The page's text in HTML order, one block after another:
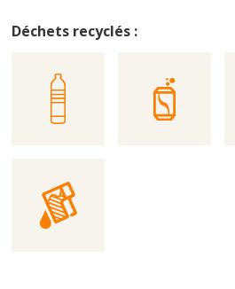
Déchets recyclés :